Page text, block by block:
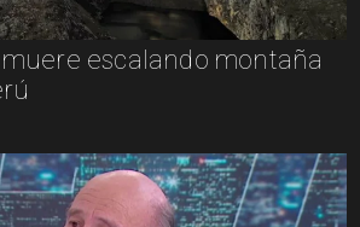
escalando montaña